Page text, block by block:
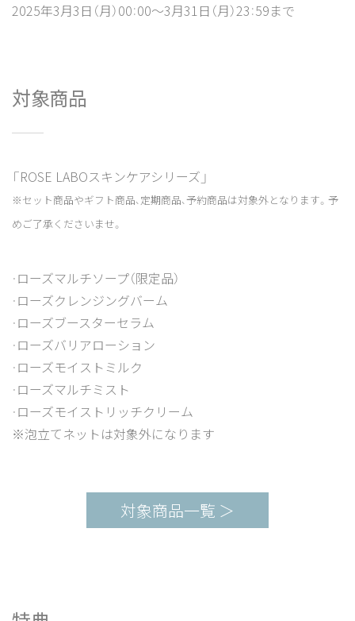
2025年3月3日（月）00：00～3月31日（月）23：59まで
対象商品
「ROSE LABOスキンケアシリーズ」
※セット商品やギフト商品、定期商品、予約商品は対象外となります。予
めご了承くださいませ。
・ローズマルチソープ（限定品）
・ローズクレンジングバーム
・ローズブースターセラム
・ローズバリアローション
・ローズモイストミルク
・ローズマルチミスト
・ローズモイストリッチクリーム
※泡立てネットは対象外になります
対象商品一覧 ＞